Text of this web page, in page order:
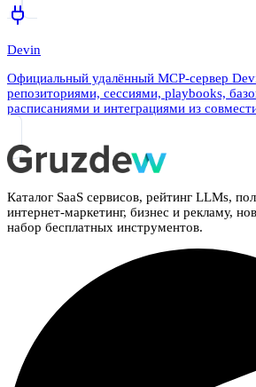
Devin
Официальный удалённый MCP-сервер
репозиториями, сессиями, playbooks,
расписаниями и интеграциями из
Каталог SaaS сервисов, рейтинг LLMs,
интернет-маркетинг, бизнес и рекламу,
набор бесплатных инструментов.